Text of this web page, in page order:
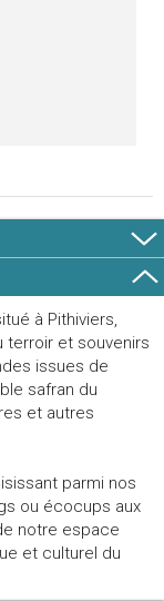
à Pithiviers,
et souvenirs
issues de
safran du
et autres
parmi nos
ou écocups aux
notre espace
et culturel du